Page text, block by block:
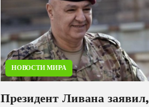
НОВОСТИ МИРА
Президент Ливана заявил,